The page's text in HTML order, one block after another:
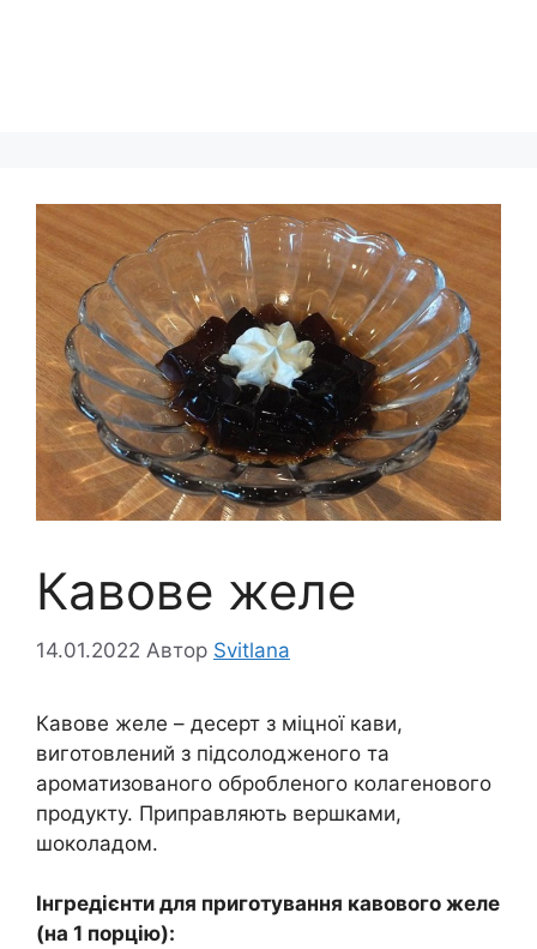
Кавове желе
14.01.2022 Автор Svitlana
Кавове желе – десерт з міцної кави,
виготовлений з підсолодженого та
ароматизованого обробленого колагенового
продукту. Приправляють вершками,
шоколадом.
Інгредієнти для приготування кавового желе
(на 1 порцію):